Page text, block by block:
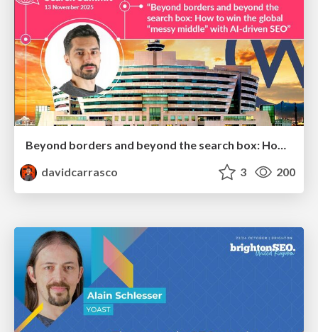
Beyond borders and beyond the search box: How to win the global "messy middle" with AI-driven SEO
davidcarrasco
3 200